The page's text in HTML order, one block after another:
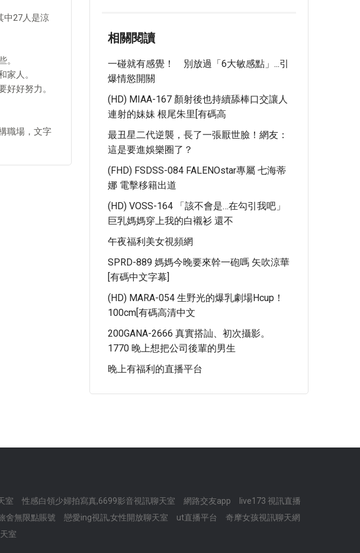
中27人是涼
。
人。
好努力。
職場，文字
相關閱讀
一碰就有感覺！ 別放過「6大敏感點」...引
爆情慾開關
(HD) MIAA-167 顏射後也持續舔棒口交讓人
連射的妹妹 根尾朱里[有碼高
最丑星二代逆襲，長了一張厭世臉！網友：
這是要進娛樂圈了？
(FHD) FSDSS-084 FALENOstar專屬 七海蒂
娜 電擊移籍出道
(HD) VOSS-164 「該不會是…在勾引我吧」
巨乳媽媽穿上我的白襯衫 還不
午夜福利美女視頻網
SPRD-889 媽媽今晚要來幹一砲嗎 矢吹涼華
[有碼中文字幕]
(HD) MARA-054 生野光的爆乳劇場Hcup！
100cm[有碼高清中文
200GANA-2666 真實搭訕、初次攝影。
1770 晚上想把公司後輩的男生
晚上有福利的直播平台
室 性感白領少婦拍寫真,6699影音視訊聊天室 網路交友app
live173 視訊直播
舍無限點賬號 戀愛ing視訊,女性開放聊天室 ut直播平台
奇摩女孩視訊聊天網
室